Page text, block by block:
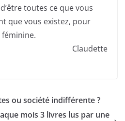
toutes ce que vous
que vous existez, pour
ou société indifférente ?
mois 3 livres lus par une